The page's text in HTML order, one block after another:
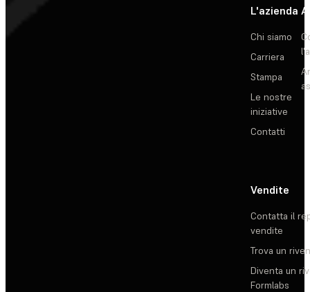
L'azienda
Chi siamo
Carriera
Stampa
Le nostre
iniziative
Contatti
Vendite
Contatta il
vendite
Trova un
Diventa un
Formlabs